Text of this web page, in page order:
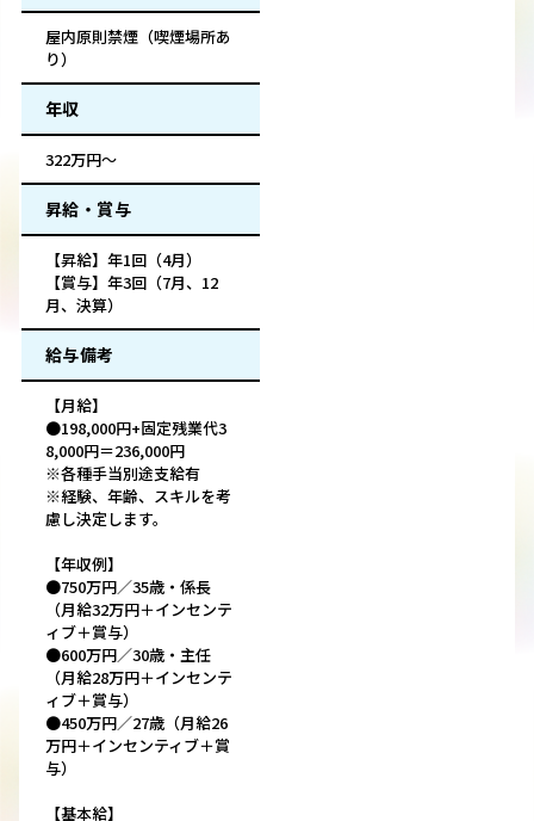
屋内原則禁煙（喫煙場所あ
り）
年収
322万円～
昇給・賞与
【昇給】年1回（4月）
【賞与】年3回（7月、12
月、決算）
給与備考
【月給】
●198,000円+固定残業代3
8,000円＝236,000円
※各種手当別途支給有
※経験、年齢、スキルを考
慮し決定します。
【年収例】
●750万円／35歳・係長
（月給32万円＋インセンテ
ィブ＋賞与）
●600万円／30歳・主任
（月給28万円＋インセンテ
ィブ＋賞与）
●450万円／27歳（月給26
万円＋インセンティブ＋賞
与）
【基本給】